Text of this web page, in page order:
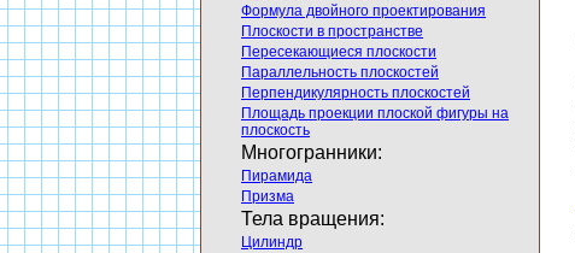
Формула двойного проектирования
Плоскости в пространстве
Пересекающиеся плоскости
Параллельность плоскостей
Перпендикулярность плоскостей
Площадь проекции плоской фигуры на
плоскость
Многогранники:
Пирамида
Призма
Тела вращения:
Цилиндр